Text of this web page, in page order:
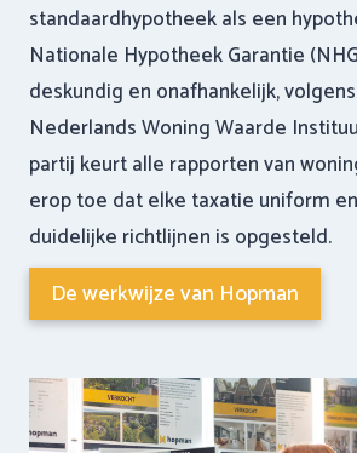
standaardhypotheek als een
Nationale Hypotheek Garantie
deskundig en onafhankelijk,
Nederlands Woning Waarde
partij keurt alle rapporten van
erop toe dat elke taxatie uniform
duidelijke richtlijnen is opgesteld.
De werkwijze van Hopman